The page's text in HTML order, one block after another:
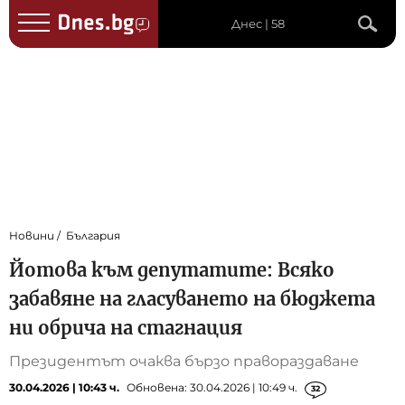
Днес | 58
Новини България
Йотова към депутатите: Всяко
забавяне на гласуването на бюджета
ни обрича на стагнация
Президентът очаква бързо правораздаване
30.04.2026 | 10:43 ч. Обновена: 30.04.2026 | 10:49 ч. 32